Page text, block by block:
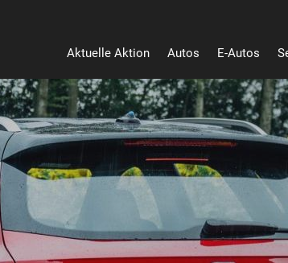
Aktuelle Aktion Autos E-Autos